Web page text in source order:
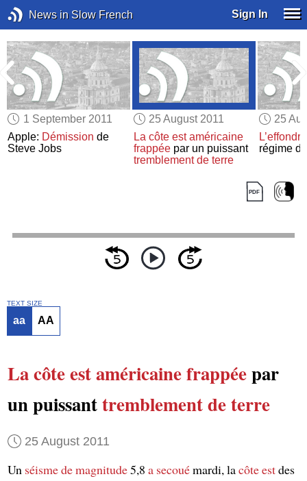
News in Slow French Sign In
1 September 2011
Apple: Démission de
Steve Jobs
25 August 2011
La côte est américaine
frappéepar un puissant
tremblement de terre
25
régime
TEXT SIZE
aa AA
La côte est américainefrappéepar
un puissanttremblement de terre
25 August 2011
Un séismede magnitude5,8 a secouémardi, lacôte estdes